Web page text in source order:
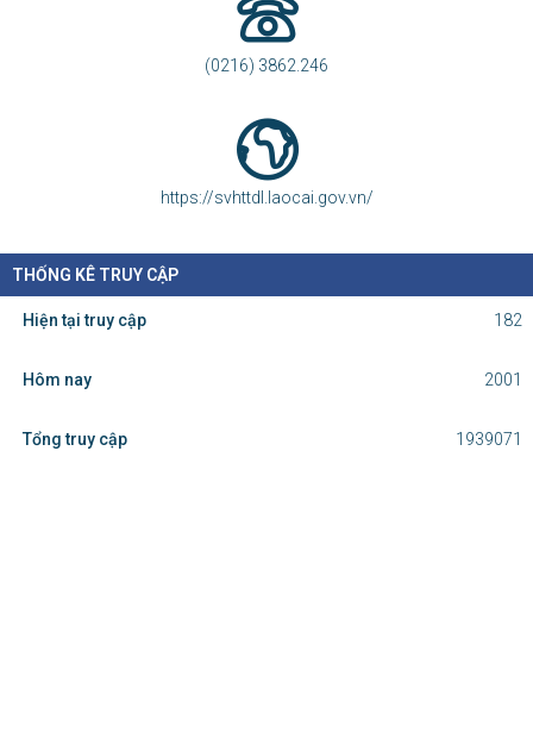
(0216) 3862.246
https://svhttdl.laocai.gov.vn/
THỐNG KÊ TRUY CẬP
Hiện tại truy cập 182
Hôm nay 2001
Tổng truy cập 1939071